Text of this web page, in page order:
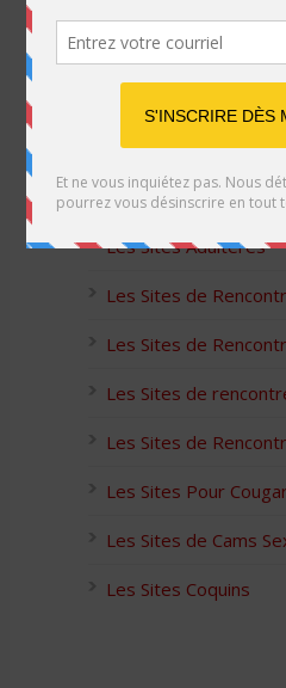
Listes des Sites de
Les Sites Libertins
Les Apps pour les
Les Sites Adultères
Les Sites de
Les Sites de
Les Sites de
Les Sites de
Les Sites Pour
Les Sites de Cams
Les Sites Coquins